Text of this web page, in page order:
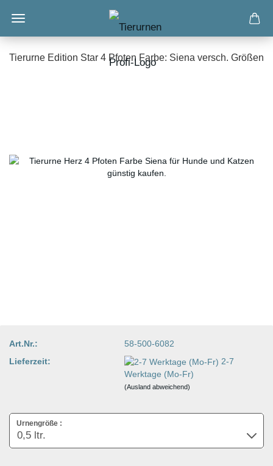
Tierurne Edition Star 4 Pfoten Farbe: Siena versch. Größen
Art.Nr.:
58-500-6082
Lieferzeit:
2-7
Werktage (Mo-Fr)
(Ausland abweichend)
Urnengröße :